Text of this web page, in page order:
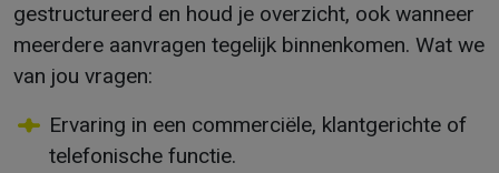
gestructureerd en houd je overzicht, ook wanneer
meerdere aanvragen tegelijk binnenkomen. Wat we
van jou vragen:
Ervaring in een commerciële, klantgerichte of
telefonische functie.